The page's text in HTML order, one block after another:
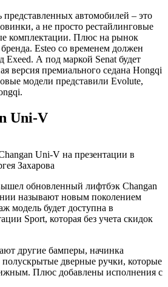
автомобилей – это
а не просто рестайлинговые
комплектации. Плюс на рынок
Esteo со временем должен
Exeed. А под маркой Senat будет
версия премиального седана Hongqi
модели представили Evolute,
Uni-V
Uni-V на презентации в
Захарова
обновленный лифтбэк Changan
называют новым поколением
модель будет доступна в
Sport, которая без учета скидок
другие бамперы, начинка
дверные ручки, которые
Плюс добавлены исполнения с